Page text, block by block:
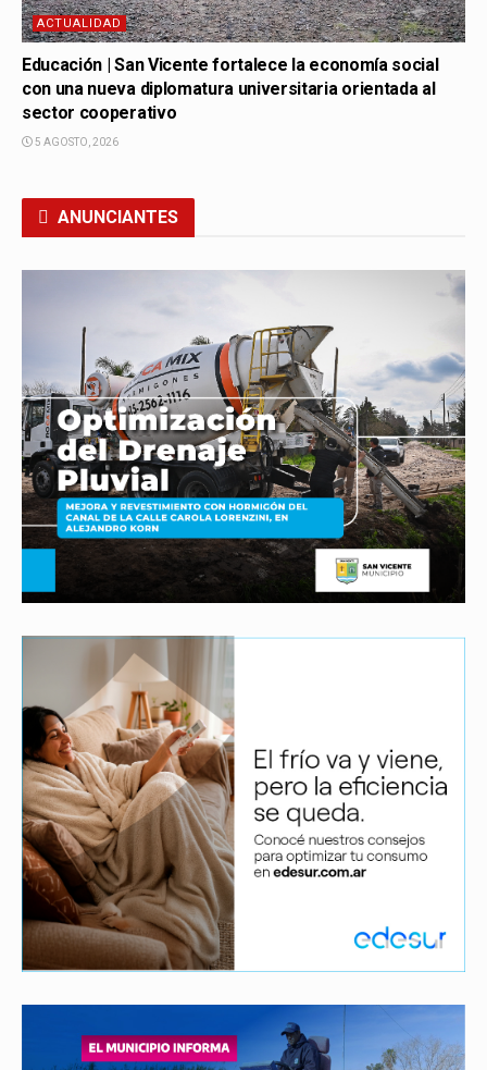
ACTUALIDAD
Educación | San Vicente fortalece la economía social
con una nueva diplomatura universitaria orientada al
sector cooperativo
5 AGOSTO, 2026
ANUNCIANTES